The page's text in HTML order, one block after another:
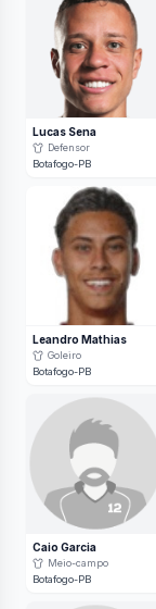
Lucas Sena
Defensor
Botafogo-PB
Leandro Mathias
Goleiro
Botafogo-PB
Caio Garcia
Meio-campo
Botafogo-PB